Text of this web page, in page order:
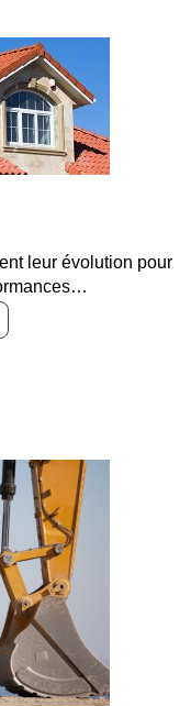
durabilité des